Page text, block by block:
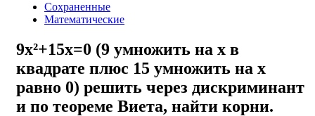
Сохраненные
Математические
9x²+15x=0 (9 умножить на x в
квадрате плюс 15 умножить на x
равно 0) решить через дискриминант
и по теореме Виета, найти корни.